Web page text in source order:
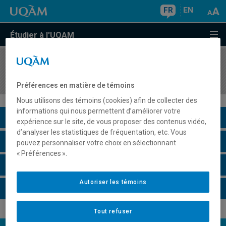
FR EN
Étudier à l'UQAM
COURS//
Description du cours
Horaire - Été 2026
Préférences en matière de témoins
Nous utilisons des témoins (cookies) afin de collecter des
informations qui nous permettent d’améliorer votre
expérience sur le site, de vous proposer des contenus vidéo,
d’analyser les statistiques de fréquentation, etc. Vous
pouvez personnaliser votre choix en sélectionnant
« Préférences ».
Tout refuser
Autoriser les témoins